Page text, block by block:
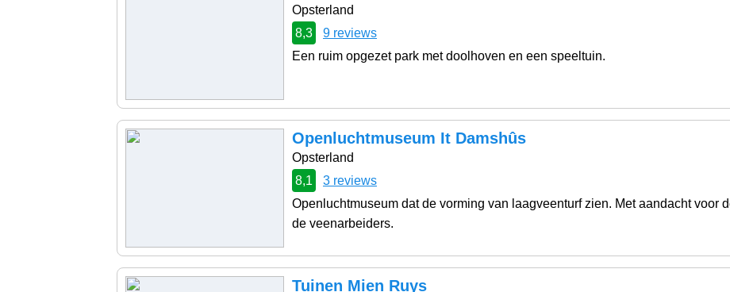
Opsterland
8,3
9 reviews
Een ruim opgezet park met doolhoven en een speeltuin.
Openluchtmuseum It Damshûs
Opsterland
8,1
3 reviews
Openluchtmuseum dat de vorming van laagveenturf zien. Met aandacht voor
de veenarbeiders.
Tuinen Mien Ruys